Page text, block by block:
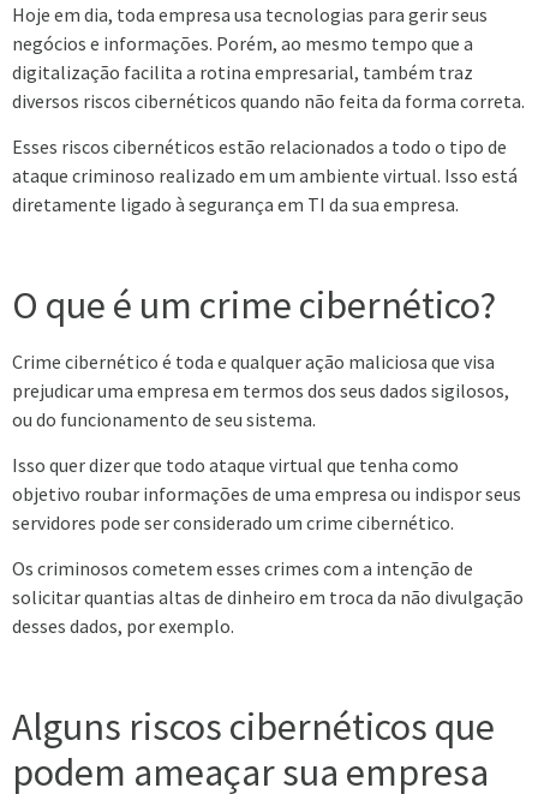
Hoje em dia, toda empresa usa tecnologias para gerir seus
negócios e informações. Porém, ao mesmo tempo que a
digitalização facilita a rotina empresarial, também traz
diversos riscos cibernéticos quando não feita da forma correta.
Esses riscos cibernéticos estão relacionados a todo o tipo de
ataque criminoso realizado em um ambiente virtual. Isso está
diretamente ligado à segurança em TI da sua empresa.
O que é um crime cibernético?
Crime cibernético é toda e qualquer ação maliciosa que visa
prejudicar uma empresa em termos dos seus dados sigilosos,
ou do funcionamento de seu sistema.
Isso quer dizer que todo ataque virtual que tenha como
objetivo roubar informações de uma empresa ou indispor seus
servidores pode ser considerado um crime cibernético.
Os criminosos cometem esses crimes com a intenção de
solicitar quantias altas de dinheiro em troca da não divulgação
desses dados, por exemplo.
Alguns riscos cibernéticos que
podem ameaçar sua empresa